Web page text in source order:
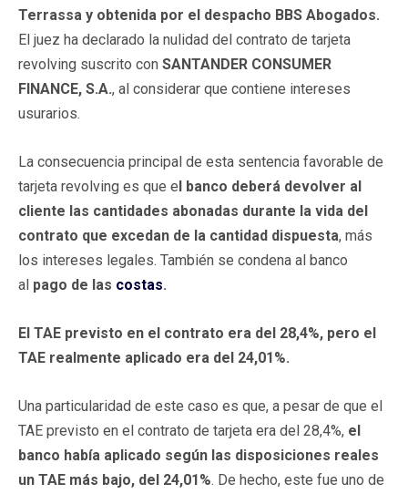
Terrassa y obtenida por el despacho BBS Abogados.
El juez ha declarado la nulidad del contrato de tarjeta
revolving suscrito con SANTANDER CONSUMER
FINANCE, S.A., al considerar que contiene intereses
usurarios.
La consecuencia principal de esta sentencia favorable de
tarjeta revolving es que el banco deberá devolver al
cliente las cantidades abonadas durante la vida del
contrato que excedan de la cantidad dispuesta, más
los intereses legales. También se condena al banco
al pago de las costas.
El TAE previsto en el contrato era del 28,4%, pero el
TAE realmente aplicado era del 24,01%.
Una particularidad de este caso es que, a pesar de que el
TAE previsto en el contrato de tarjeta era del 28,4%, el
banco había aplicado según las disposiciones reales
un TAE más bajo, del 24,01%. De hecho, este fue uno de